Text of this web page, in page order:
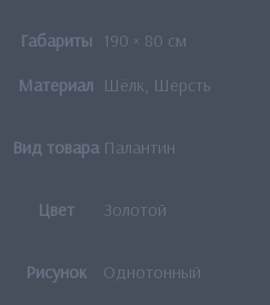
Габариты
190 × 80 см
Материал Шёлк, Шерсть
Вид товара Палантин
Цвет Золотой
Рисунок Однотонный